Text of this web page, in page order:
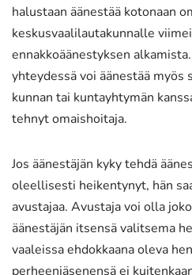
halustaan äänestää kotonaan
keskusvaalilautakunnalle
ennakkoäänestyksen
yhteydessä voi äänestää myös
kunnan tai kuntayhtymän
tehnyt omaishoitaja.
Jos äänestäjän kyky tehdä
oleellisesti heikentynyt, hän
avustajaa. Avustaja voi olla
äänestäjän itsensä valitsema
vaaleissa ehdokkaana oleva
perheenjäsenensä ei